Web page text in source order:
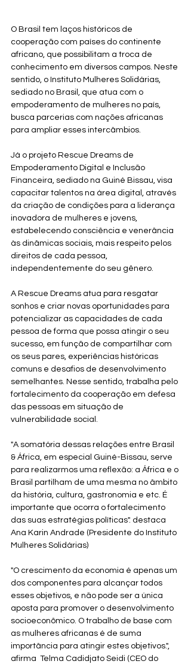
O Brasil tem laços históricos de
cooperação com países do continente
africano, que possibilitam a troca de
conhecimento em diversos campos. Neste
sentido, o Instituto Mulheres Solidárias,
sediado no Brasil, que atua com o
empoderamento de mulheres no país,
busca parcerias com nações africanas
para ampliar esses intercâmbios.
Já o projeto Rescue Dreams de
Empoderamento Digital e Inclusão
Financeira, sediado na Guiné Bissau, visa
capacitar talentos na área digital, através
da criação de condições para a liderança
inovadora de mulheres e jovens,
estabelecendo consciência e venerância
às dinâmicas sociais, mais respeito pelos
direitos de cada pessoa,
independentemente do seu gênero.
A Rescue Dreams atua para resgatar
sonhos e criar novas oportunidades para
potencializar as capacidades de cada
pessoa de forma que possa atingir o seu
sucesso, em função de compartilhar com
os seus pares, experiências históricas
comuns e desafios de desenvolvimento
semelhantes. Nesse sentido, trabalha pelo
fortalecimento da cooperação em defesa
das pessoas em situação de
vulnerabilidade social.
"A somatória dessas relações entre Brasil
& África, em especial Guiné-Bissau, serve
para realizarmos uma reflexão: a África e o
Brasil partilham de uma mesma no âmbito
da história, cultura, gastronomia e etc. É
importante que ocorra o fortalecimento
das suas estratégias políticas". destaca
Ana Karin Andrade (Presidente do Instituto
Mulheres Solidárias)
"O crescimento da economia é apenas um
dos componentes para alcançar todos
esses objetivos, e não pode ser a única
aposta para promover o desenvolvimento
socioeconômico. O trabalho de base com
as mulheres africanas é de suma
importância para atingir estes objetivos.",
afirma  Telma Cadidjato Seidi (CEO do